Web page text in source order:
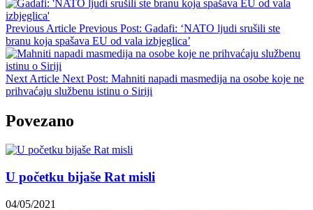
Previous Article Previous Post: Gadafi: ‘NATO ljudi srušili ste
branu koja spašava EU od vala izbjeglica’
Next Article Next Post: Mahniti napadi masmedija na osobe koje ne
prihvaćaju službenu istinu o Siriji
Povezano
U početku bijaše Rat misli
04/05/2021